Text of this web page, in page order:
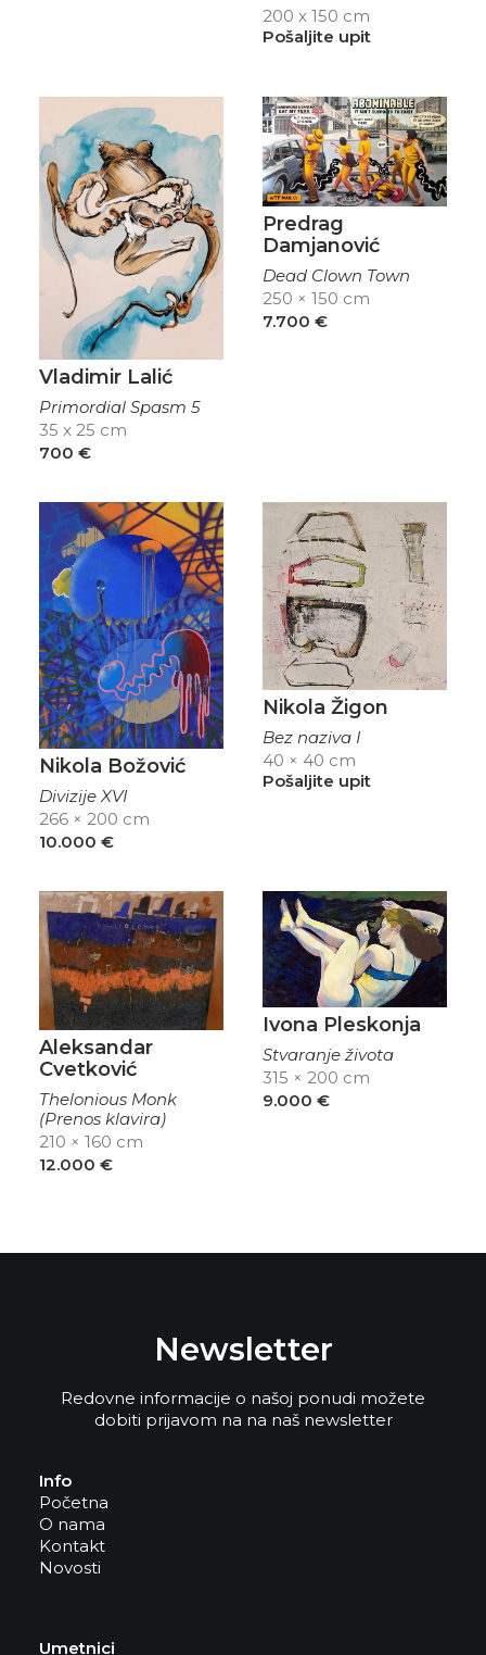
200 x 150 cm
Pošaljite upit
Vladimir Lalić
Primordial Spasm 5
35 x 25 cm
700 €
Predrag
Damjanović
Dead Clown Town
250 × 150 cm
7.700 €
Nikola Božović
Divizije XVI
266 × 200 cm
10.000 €
Nikola Žigon
Bez naziva I
40 × 40 cm
Pošaljite upit
Aleksandar
Cvetković
Thelonious Monk
(Prenos klavira)
210 × 160 cm
12.000 €
Ivona Pleskonja
Stvaranje života
315 × 200 cm
9.000 €
Newsletter
Redovne informacije o našoj ponudi možete
dobiti prijavom na na naš newsletter
Info
Početna
O nama
Kontakt
Novosti
Umetnici